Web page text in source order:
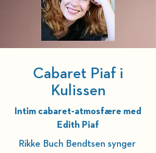
Cabaret Piaf i
Kulissen
Intim cabaret-atmosfære med
Edith Piaf
Rikke Buch Bendtsen synger